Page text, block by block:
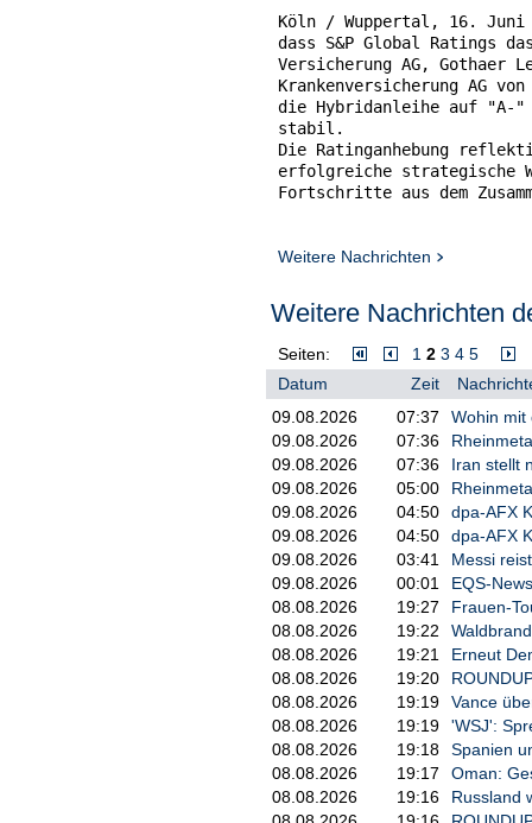
Köln / Wuppertal, 16. Juni
dass S&P Global Ratings
Versicherung AG, Gothaer
Krankenversicherung AG
die Hybridanleihe auf "A-
stabil.
Die Ratinganhebung
erfolgreiche strategische
Fortschritte aus dem
* die breite und
* eine insgesamt
* ein erweitertes
* die verbesserte
    Zusammenschlusses
* eine weiterhin sehr
Stabilität und
Mit dem Upgrade
Finanzkraft der
die
Ausblick
Die BarmeniaGothaer wird
zusätzliche Synergien
weiteren Harmonisierung
Vertriebskanäle sowie
Lösungen.
Ende der
Weitere Nachrichten
Weitere Nachrichten
Seiten: 1 2 3 4 5
Datum
Zeit
09.08.2026
07:37
Wohin mit
09.08.2026
07:36
09.08.2026
07:36
Iran stellt
09.08.2026
05:00
09.08.2026
04:50
dpa-AFX
09.08.2026
04:50
dpa-AFX
09.08.2026
03:41
Messi
09.08.2026
00:01
EQS-
08.08.2026
19:27
Frauen-
08.08.2026
19:22
08.08.2026
19:21
Erneut
08.08.2026
19:20
08.08.2026
19:19
Vance
08.08.2026
19:19
'WSJ':
08.08.2026
19:18
Spanien
08.08.2026
19:17
Oman:
08.08.2026
19:16
Russland